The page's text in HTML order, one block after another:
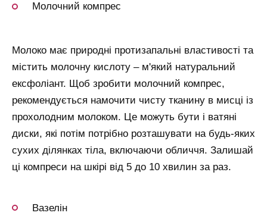
Молочний компрес
Молоко має природні протизапальні властивості та
містить молочну кислоту – м'який натуральний
ексфоліант. Щоб зробити молочний компрес,
рекомендується намочити чисту тканину в мисці із
прохолодним молоком. Це можуть бути і ватяні
диски, які потім потрібно розташувати на будь-яких
сухих ділянках тіла, включаючи обличчя. Залишай
ці компреси на шкірі від 5 до 10 хвилин за раз.
Вазелін